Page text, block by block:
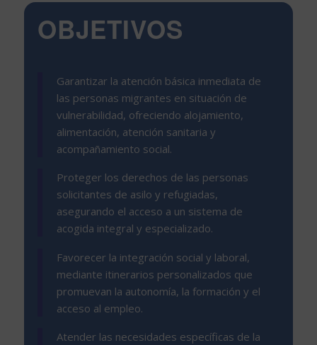
OBJETIVOS
Garantizar la atención básica inmediata de
las personas migrantes en situación de
vulnerabilidad, ofreciendo alojamiento,
alimentación, atención sanitaria y
acompañamiento social.
Proteger los derechos de las personas
solicitantes de asilo y refugiadas,
asegurando el acceso a un sistema de
acogida integral y especializado.
Favorecer la integración social y laboral,
mediante itinerarios personalizados que
promuevan la autonomía, la formación y el
acceso al empleo.
Atender las necesidades específicas de la